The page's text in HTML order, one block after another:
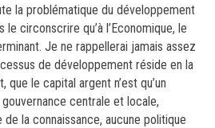
la problématique du développement
le circonscrire qu’à l’Economique, le
Je ne rappellerai jamais assez
de développement réside en la
le capital argent n’est qu’un
centrale et locale,
de la connaissance, aucune politique